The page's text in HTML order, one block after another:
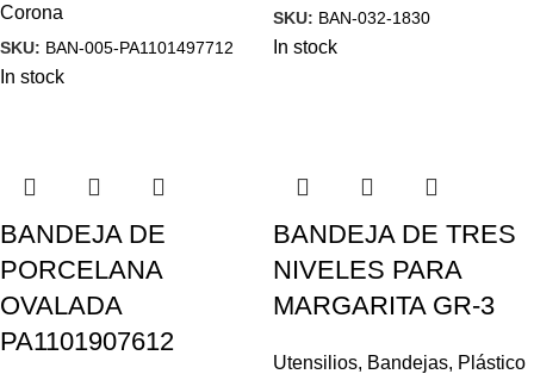
Corona
SKU: BAN-005-PA1101497712
In stock
SKU: BAN-032-1830
In stock
BANDEJA DE
PORCELANA
OVALADA
PA1101907612
BANDEJA DE TRES
NIVELES PARA
MARGARITA GR-3
Utensilios, Bandejas, Plástico